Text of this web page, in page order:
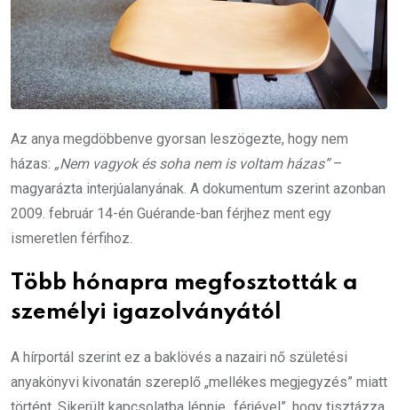
Az anya megdöbbenve gyorsan leszögezte, hogy nem
házas: „Nem vagyok és soha nem is voltam házas”–
magyarázta interjúalanyának. A dokumentum szerint azonban
2009. február 14-én Guérande-ban férjhez ment egy
ismeretlen férfihoz.
Több hónapra megfosztották a
személyi igazolványától
A hírportál szerint ez a baklövés a nazairi nő születési
anyakönyvi kivonatán szereplő „mellékes megjegyzés” miatt